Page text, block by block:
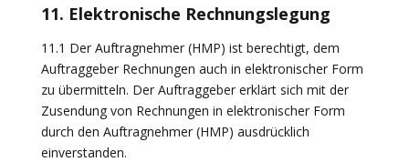
11. Elektronische Rechnungslegung
11.1 Der Auftragnehmer (HMP) ist berechtigt, dem
Auftraggeber Rechnungen auch in elektronischer Form
zu übermitteln. Der Auftraggeber erklärt sich mit der
Zusendung von Rechnungen in elektronischer Form
durch den Auftragnehmer (HMP) ausdrücklich
einverstanden.